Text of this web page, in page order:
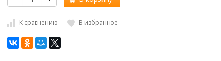
К сравнению В избранное